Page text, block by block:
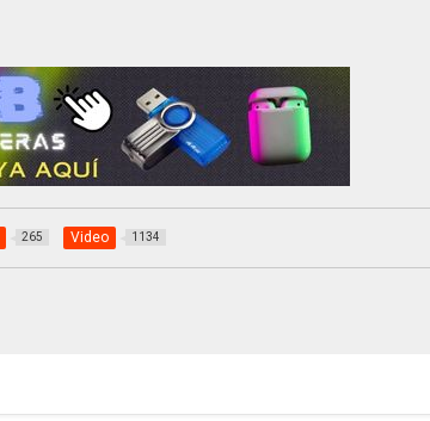
265 Video 1134